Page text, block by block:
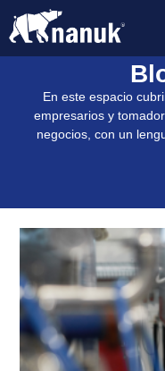
En este espacio
empresarios y
negocios, con un